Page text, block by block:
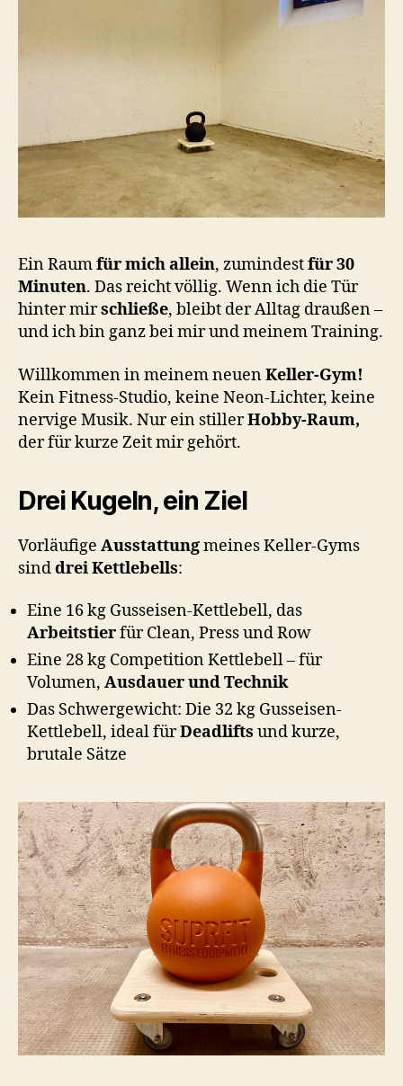
Ein Raumfür mich allein, zumindestfür 30
Minuten. Das reicht völlig. Wenn ich die Tür
hinter mirschließe, bleibt der Alltag draußen –
und ich bin ganz bei mir und meinem Training.
Willkommen in meinem neuenKeller-Gym!
Kein Fitness-Studio, keine Neon-Lichter, keine
nervige Musik. Nur ein stillerHobby-Raum,
der für kurze Zeit mir gehört.
Drei Kugeln, ein Ziel
Vorläufige Ausstattungmeines Keller-Gyms
sinddrei Kettlebells:
Eine 16 kg Gusseisen-Kettlebell, das
Arbeitstierfür Clean, Press und Row
Eine 28 kg Competition Kettlebell – für
Volumen, Ausdauer und Technik
Das Schwergewicht: Die 32 kg Gusseisen-
Kettlebell, ideal fürDeadlifts und kurze,
brutale Sätze